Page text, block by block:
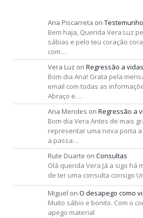
Ana Piscarreta on
Bem haja, Querida Vera Luz
sábias e pelo teu coração
com…
Vera Luz on Regressão a
Bom dia Ana! Grata pela
email com todas as
Abraço e…
Ana Mendes on Regressão a
Bom dia Vera Antes de mais
representar uma nova porta
a passa…
Rute Duarte on Consultas
Olá querida Vera Já a sigo há
de ter uma consulta consigo
Miguel on O desapego como
Muito sábio e bonito. Com o
apego material